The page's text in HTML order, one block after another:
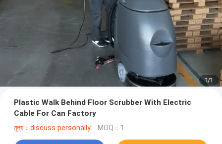
1/1
Plastic Walk Behind Floor Scrubber With Electric
Cable For Can Factory
মূল্য：discuss personally MOQ：1